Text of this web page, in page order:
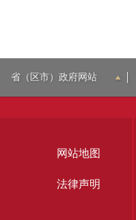
省（区市）政府网站
网站地图
法律声明